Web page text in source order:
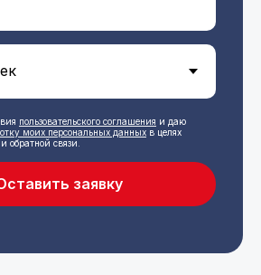
пользовательского соглашения и даю
моих персональных данных в целях
обратной связи.
заявку